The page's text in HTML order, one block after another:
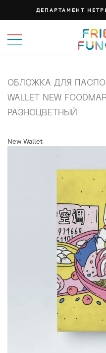
ДЕПАРТАМЕНТ
ОБЛОЖКА ДЛЯ
WALLET NEW
РАЗНОЦВЕТНЫЙ
New Wallet